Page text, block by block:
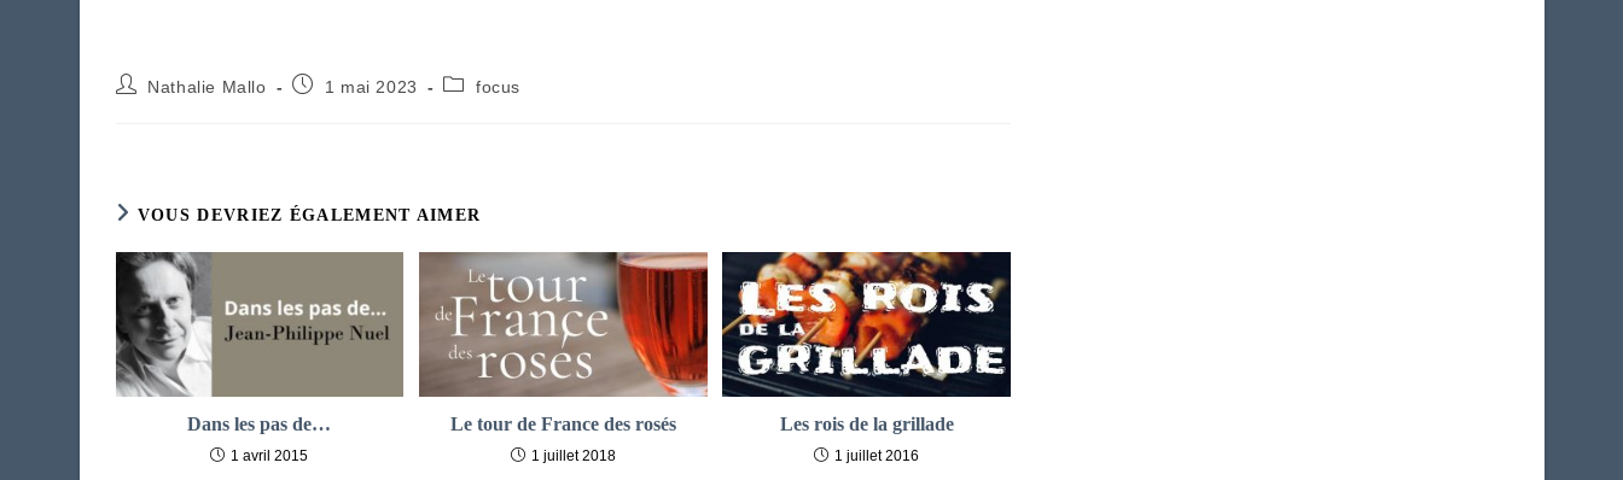
Auteur/autrice
Nathalie Mallo
Publication
1 mai 2023
Postfocus
VOUS DEVRIEZ ÉGALEMENT AIMER
Dans les pas de…
1 avril 2015
Le tour de France des rosés
1 juillet 2018
Les rois de la grillade
1 juillet 2016